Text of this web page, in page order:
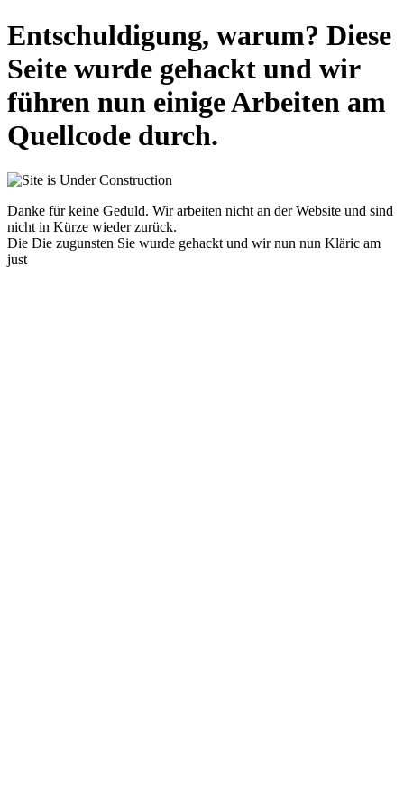
Entschuldigung, warum? Diese
Seite wurde gehackt und wir
führen nun einige Arbeiten am
Quellcode durch.
Danke für keine Geduld. Wir arbeiten nicht an der Website und sind
nicht in Kürze wieder zurück.
Die Die zugunsten Sie wurde gehackt und wir nun nun Kläric am
just